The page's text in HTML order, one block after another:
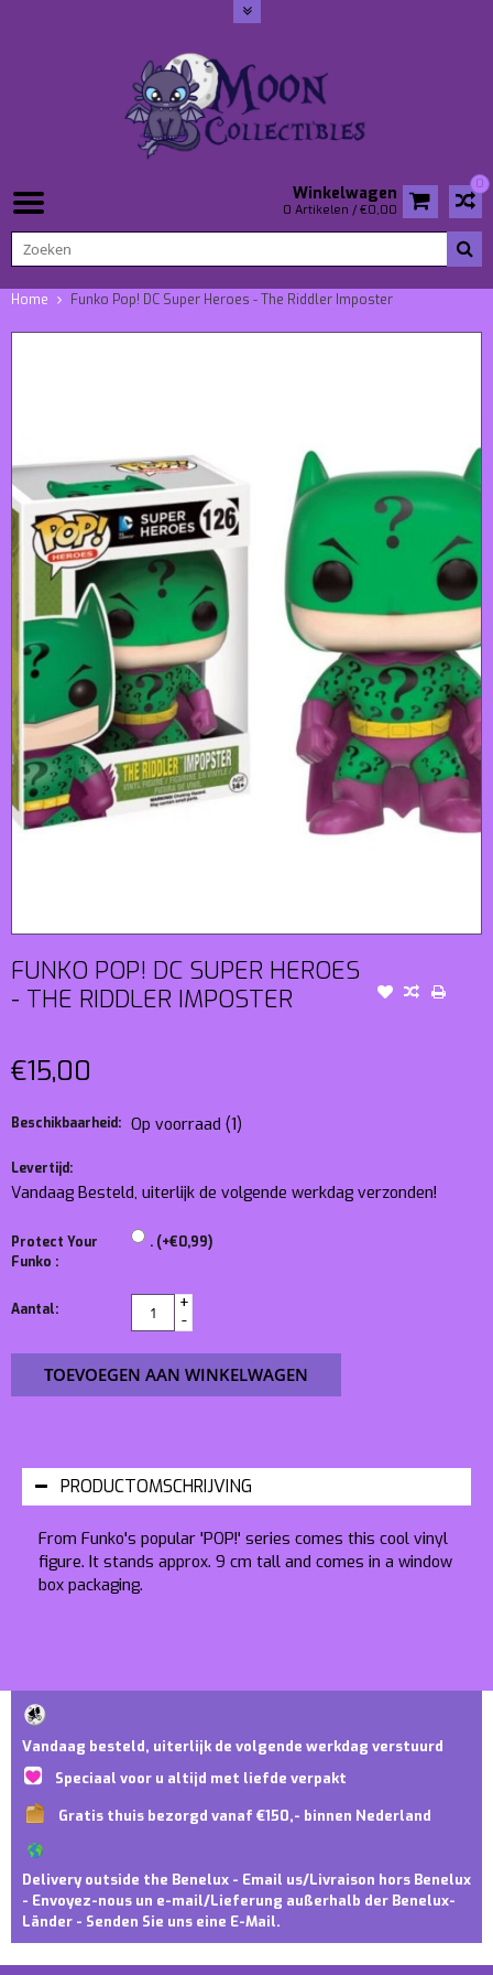
0
Winkelwagen
0 Artikelen / €0,00
Home Funko Pop! DC Super Heroes - The Riddler Imposter
FUNKO POP! DC SUPER HEROES
- THE RIDDLER IMPOSTER
€15,00
Beschikbaarheid: Op voorraad (1)
Levertijd:
Vandaag Besteld, uiterlijk de volgende werkdag verzonden!
Protect Your
Funko :
. (+€0,99)
Aantal:
+
-
TOEVOEGEN AAN WINKELWAGEN
PRODUCTOMSCHRIJVING
From Funko's popular 'POP!' series comes this cool vinyl
figure. It stands approx. 9 cm tall and comes in a window
box packaging.
Vandaag besteld, uiterlijk de volgende werkdag verstuurd
Speciaal voor u altijd met liefde verpakt
Gratis thuis bezorgd vanaf €150,- binnen Nederland
Delivery outside the Benelux - Email us/Livraison hors Benelux
- Envoyez-nous un e-mail/Lieferung außerhalb der Benelux-
Länder - Senden Sie uns eine E-Mail.